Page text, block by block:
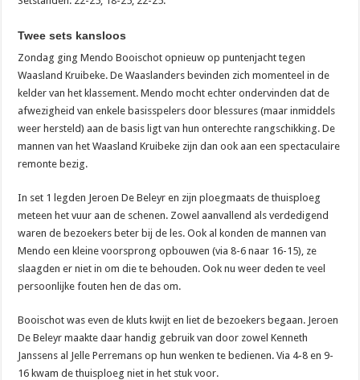
Twee sets kansloos
Zondag ging Mendo Booischot opnieuw op puntenjacht tegen
Waasland Kruibeke. De Waaslanders bevinden zich momenteel in de
kelder van het klassement. Mendo mocht echter ondervinden dat de
afwezigheid van enkele basisspelers door blessures (maar inmiddels
weer hersteld) aan de basis ligt van hun onterechte rangschikking. De
mannen van het Waasland Kruibeke zijn dan ook aan een spectaculaire
remonte bezig.
In set 1 legden Jeroen De Beleyr en zijn ploegmaats de thuisploeg
meteen het vuur aan de schenen. Zowel aanvallend als verdedigend
waren de bezoekers beter bij de les. Ook al konden de mannen van
Mendo een kleine voorsprong opbouwen (via 8-6 naar 16-15), ze
slaagden er niet in om die te behouden. Ook nu weer deden te veel
persoonlijke fouten hen de das om.
Booischot was even de kluts kwijt en liet de bezoekers begaan. Jeroen
De Beleyr maakte daar handig gebruik van door zowel Kenneth
Janssens al Jelle Perremans op hun wenken te bedienen. Via 4-8 en 9-
16 kwam de thuisploeg niet in het stuk voor.